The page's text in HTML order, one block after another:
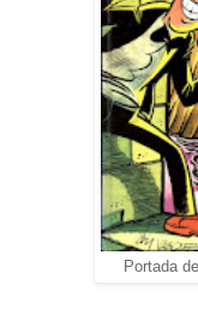
Portada